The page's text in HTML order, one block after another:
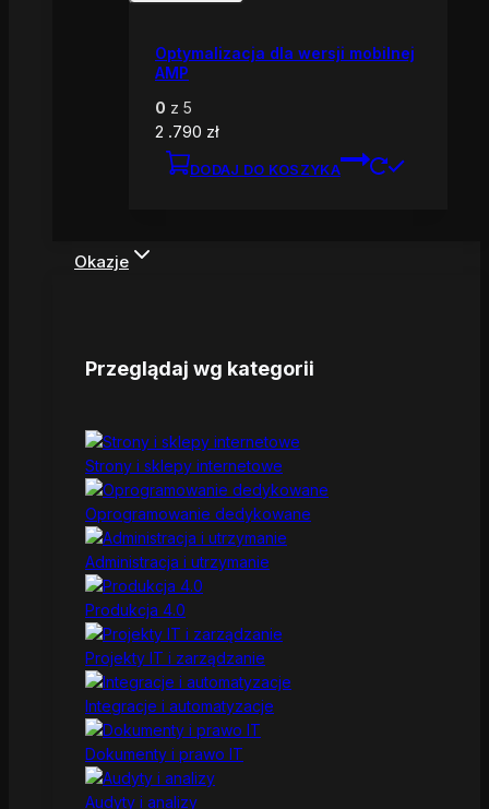
Optymalizacja dla wersji mobilnej
AMP
0 z 5
2 .790 zł
DODAJ DO KOSZYKA
Okazje
Przeglądaj wg kategorii
Strony i sklepy internetowe
Oprogramowanie dedykowane
Administracja i utrzymanie
Produkcja 4.0
Projekty IT i zarządzanie
Integracje i automatyzacje
Dokumenty i prawo IT
Audyty i analizy